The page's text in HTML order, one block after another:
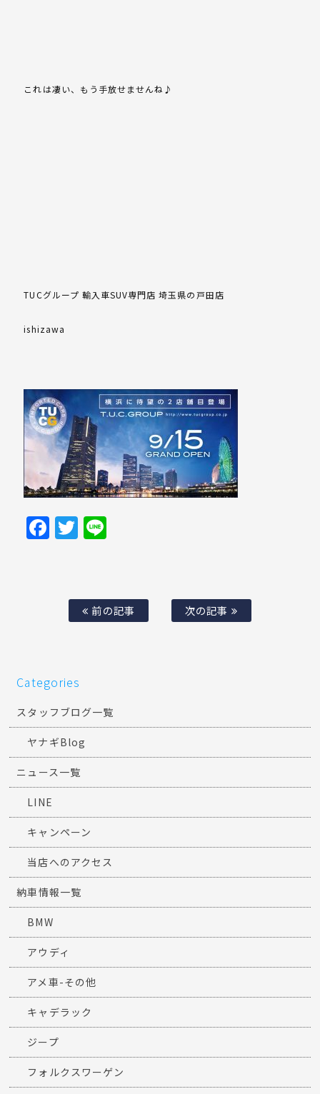
これは凄い、もう手放せませんね♪
TUCグループ 輸入車SUV専門店 埼玉県の戸田店
ishizawa
Facebook
Twitter
前の記事 次の記事
Categories
スタッフブログ一覧
ヤナギBlog
ニュース一覧
LINE
キャンペーン
当店へのアクセス
納車情報一覧
BMW
アウディ
アメ車-その他
キャデラック
ジープ
フォルクスワーゲン